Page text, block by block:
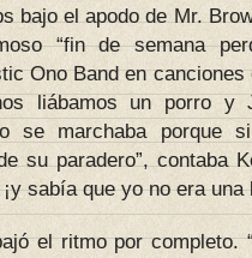
bajo el apodo de Mr.
“fin de semana
Ono Band en
liábamos un porro y
se marchaba porque
su paradero”, contaba
sabía que yo no era una
el ritmo por completo.